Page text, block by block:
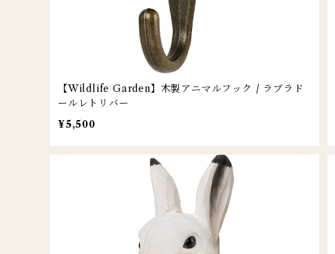
【Wildlife Garden】木製アニマルフック / ラブラド
ールレトリバー
¥5,500